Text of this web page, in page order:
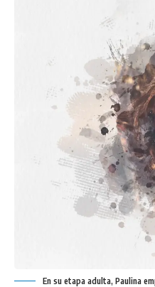
En su etapa adulta, Paulina